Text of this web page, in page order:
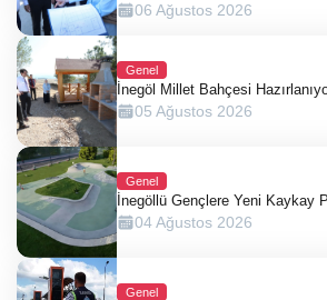
06 Ağustos 2026
Genel
İnegöl Millet Bahçesi
05 Ağustos 2026
Genel
İnegöllü Gençlere Yeni Kaykay
04 Ağustos 2026
Genel